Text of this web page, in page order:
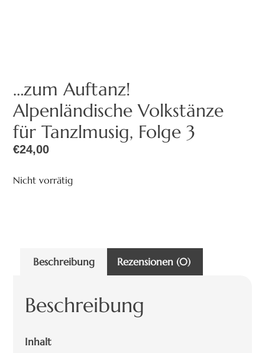
…zum Auftanz!
Alpenländische Volkstänze
für Tanzlmusig, Folge 3
€24,00
Nicht vorrätig
Beschreibung Rezensionen (0)
Beschreibung
Inhalt